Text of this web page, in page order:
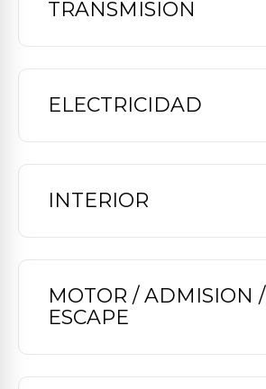
TRANSMISION
ELECTRICIDAD
INTERIOR
MOTOR / ADMISION /
ESCAPE